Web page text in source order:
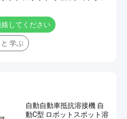
してください
学ぶ
自動自動車抵抗溶接機 自
動C型 ロボットスポット溶